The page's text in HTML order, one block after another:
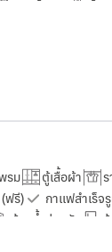
รม ตู้เสื้อผ้า
ฟรี) กาแฟสำเร็จ
ห้องน้ำส่วนตัว ตู้